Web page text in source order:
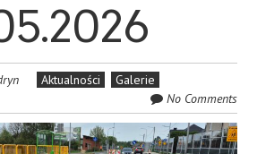
Aktualności
Galerie
No Comments